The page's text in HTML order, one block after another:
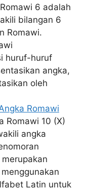
6 adalah
bilangan 6
Romawi.
huruf-huruf
angka,
oleh
Romawi
Romawi 10 (X)
angka
Latin untuk